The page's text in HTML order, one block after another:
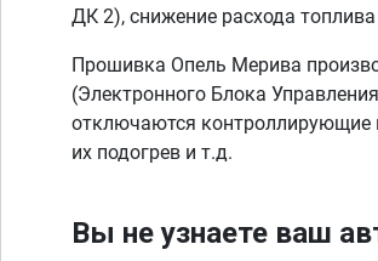
ДК 2), снижение расхода
Прошивка Опель Мерива
(Электронного Блока
отключаются контроллирующие
их подогрев и т.д.
Вы не узнаете ваш